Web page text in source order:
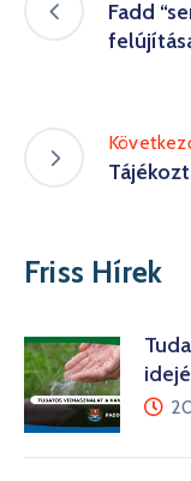
Fadd
Friss Hírek